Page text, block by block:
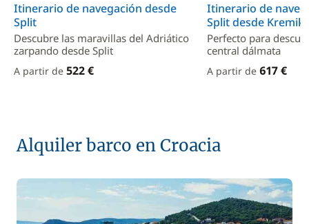
Itinerario de navegación desde
Split
Descubre las maravillas del Adriático
zarpando desde Split
A partir de 522 €
Itinerario de
Split desde Kremik
Perfecto para
central dálmata
A partir de 617 €
Alquiler barco en Croacia